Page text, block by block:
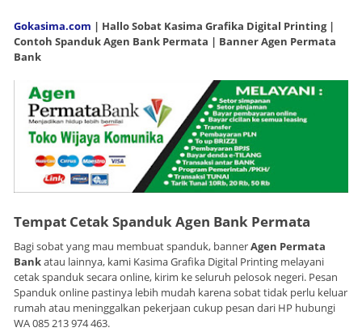
Gokasima.com | Hallo Sobat Kasima Grafika Digital Printing |
Contoh Spanduk Agen Bank Permata | Banner Agen Permata
Bank
Tempat Cetak Spanduk Agen Bank Permata
Bagi sobat yang mau membuat spanduk, bannerAgen Permata
Bankatau lainnya, kami Kasima Grafika Digital Printing melayani
cetak spanduk secara online, kirim ke seluruh pelosok negeri. Pesan
Spanduk online pastinya lebih mudah karena sobat tidak perlu keluar
rumah atau meninggalkan pekerjaan cukup pesan dari HP hubungi
WA 085 213 974 463.